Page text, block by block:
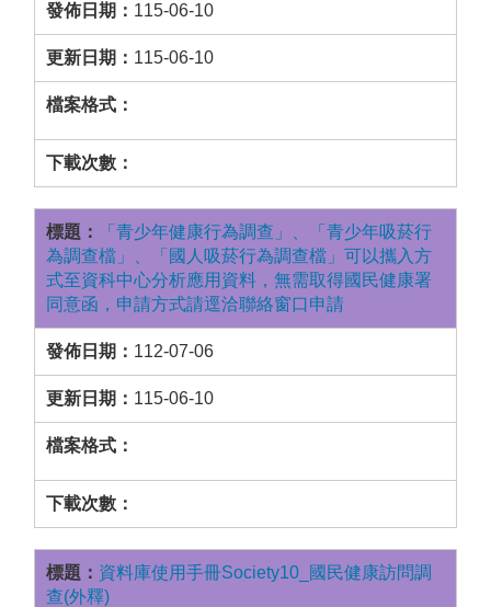
115-06-10
115-06-10
「青少年健康行為調查」、「青少年吸菸行
為調查檔」、「國人吸菸行為調查檔」可以攜入方
式至資科中心分析應用資料，無需取得國民健康署
同意函，申請方式請逕洽聯絡窗口申請
112-07-06
115-06-10
資料庫使用手冊Society10_國民健康訪問調
查(外釋)